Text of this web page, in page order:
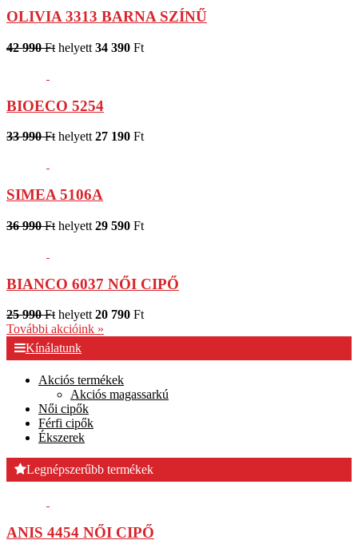
OLIVIA 3313 BARNA SZÍNŰ
42 990 Ft helyett 34 390 Ft
BIOECO 5254
33 990 Fthelyett27 190 Ft
SIMEA 5106A
36 990 Ft helyett 29 590 Ft
BIANCO 6037 NŐI CIPŐ
25 990 Ft helyett 20 790 Ft
További akcióink »
Kínálatunk
Akciós termékek
Akciós magassarkú
Női cipők
Férfi cipők
Ékszerek
Legnépszerűbb termékek
ANIS 4454 NŐI CIPŐ